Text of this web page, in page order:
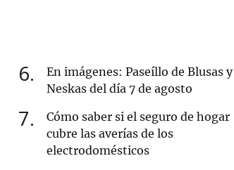
6
En imágenes: Paseíllo de Blusas y
Neskas del día 7 de agosto
7
Cómo saber si el seguro de hogar
cubre las averías de los
electrodomésticos